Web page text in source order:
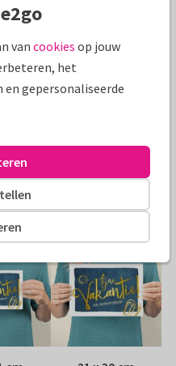
Fijne vakantie
van cookies op jouw
het
gepersonaliseerde